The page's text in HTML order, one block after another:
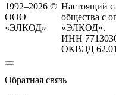
1992–2026 ©
ООО
«ЭЛКОД»
Настоящий
общества с
«ЭЛКОД».
ИНН
ОКВЭД 62.01
Обратная связь